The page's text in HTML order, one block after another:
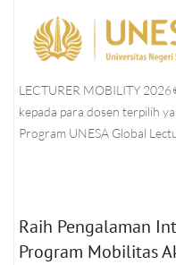
LECTURER MOBILITY 2026
kepada para dosen terpilih
Program UNESA Global
Raih Pengalaman
Program Mobilitas